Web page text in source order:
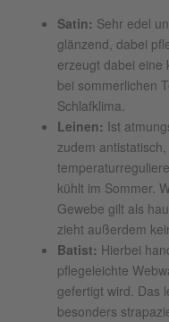
Satin: Sehr edel
glänzend, dabei
erzeugt dabei eine
bei sommerlichen
Schlafklima.
Leinen: Ist
zudem
kühlt im Sommer.
Gewebe gilt als
zieht außerdem
Batist: Hierbei
pflegeleichte
gefertigt wird. Das
besonders